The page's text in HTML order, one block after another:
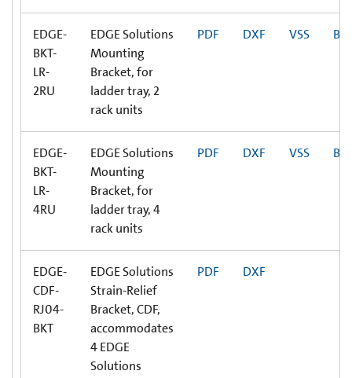
EDGE-
BKT-
LR-
2RU
EDGE Solutions
Mounting
Bracket, for
ladder tray, 2
rack units
PDF DXF VSS
EDGE-
BKT-
LR-
4RU
EDGE Solutions
Mounting
Bracket, for
ladder tray, 4
rack units
PDF DXF VSS
EDGE-
CDF-
RJ04-
BKT
EDGE Solutions
Strain-Relief
Bracket, CDF,
accommodates
4 EDGE
Solutions
PDF DXF